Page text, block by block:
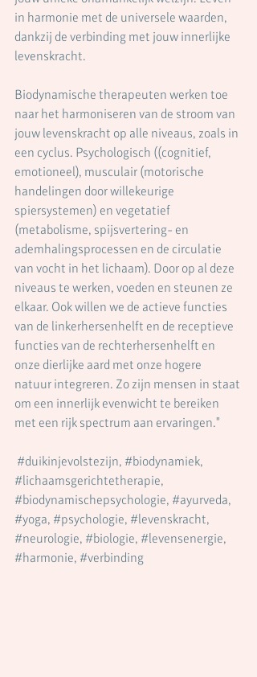
in harmonie met de universele waarden,
dankzij de verbinding met jouw innerlijke
levenskracht.
Biodynamische therapeuten werken toe
naar het harmoniseren van de stroom van
jouw levenskracht op alle niveaus, zoals in
een cyclus. Psychologisch ((cognitief,
emotioneel), musculair (motorische
handelingen door willekeurige
spiersystemen) en vegetatief
(metabolisme, spijsvertering- en
ademhalingsprocessen en de circulatie
van vocht in het lichaam). Door op al deze
niveaus te werken, voeden en steunen ze
elkaar. Ook willen we de actieve functies
van de linkerhersenhelft en de receptieve
functies van de rechterhersenhelft en
onze dierlijke aard met onze hogere
natuur integreren. Zo zijn mensen in staat
om een innerlijk evenwicht te bereiken
met een rijk spectrum aan ervaringen."
#duikinjevolstezijn, #biodynamiek,
#lichaamsgerichtetherapie,
#biodynamischepsychologie, #ayurveda,
#yoga, #psychologie, #levenskracht,
#neurologie, #biologie, #levensenergie,
#harmonie, #verbinding